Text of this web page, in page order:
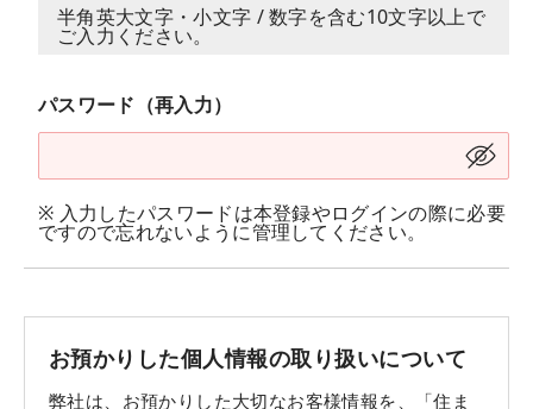
半角英大文字・小文字 / 数字を含む10文字以上で
ご入力ください。
パスワード（再入力）
※ 入力したパスワードは本登録やログインの際に必要
ですので忘れないように管理してください。
お預かりした個人情報の取り扱いについて
弊社は、お預かりした大切なお客様情報を、「住ま